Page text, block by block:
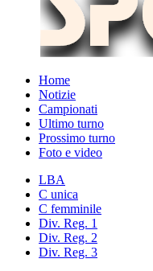
Home
Notizie
Campionati
Ultimo turno
Prossimo turno
Foto e video
LBA
C unica
C femminile
Div. Reg. 1
Div. Reg. 2
Div. Reg. 3